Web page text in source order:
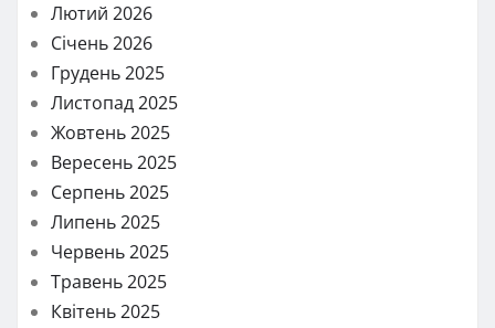
Лютий 2026
Січень 2026
Грудень 2025
Листопад 2025
Жовтень 2025
Вересень 2025
Серпень 2025
Липень 2025
Червень 2025
Травень 2025
Квітень 2025